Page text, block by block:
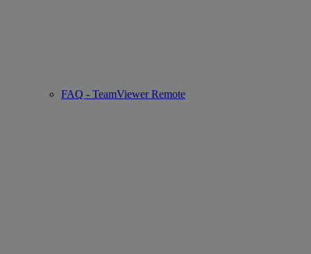
FAQ - TeamViewer Remote